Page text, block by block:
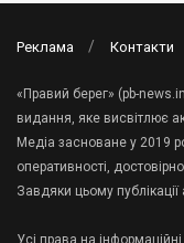
Реклама Контакти
«Правий берег» (pb-
видання, яке висвітлює
Медіа засноване у 2019
оперативності,
Завдяки цьому